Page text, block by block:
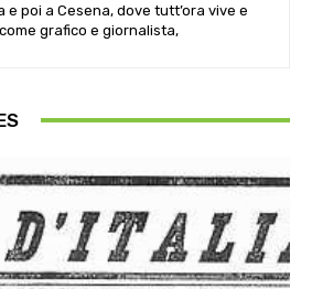
e poi a Cesena, dove tutt’ora vive e
grafico e giornalista,